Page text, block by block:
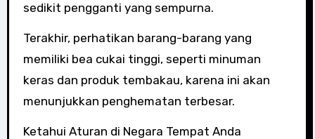
sedikit pengganti yang sempurna.
Terakhir, perhatikan barang-barang yang
memiliki bea cukai tinggi, seperti minuman
keras dan produk tembakau, karena ini akan
menunjukkan penghematan terbesar.
Ketahui Aturan di Negara Tempat Anda